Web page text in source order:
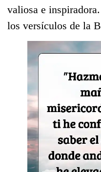
valiosa e
los versículos de la